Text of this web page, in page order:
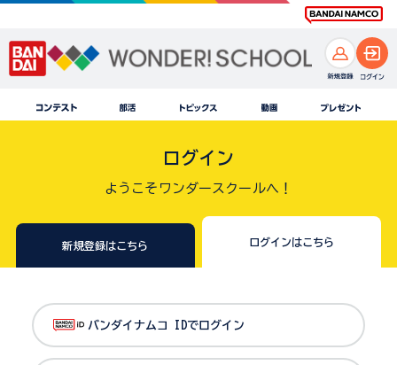
ログイン
ようこそワンダースクールへ！
新規登録はこちら ログインはこちら
バンダイナムコ IDでログイン